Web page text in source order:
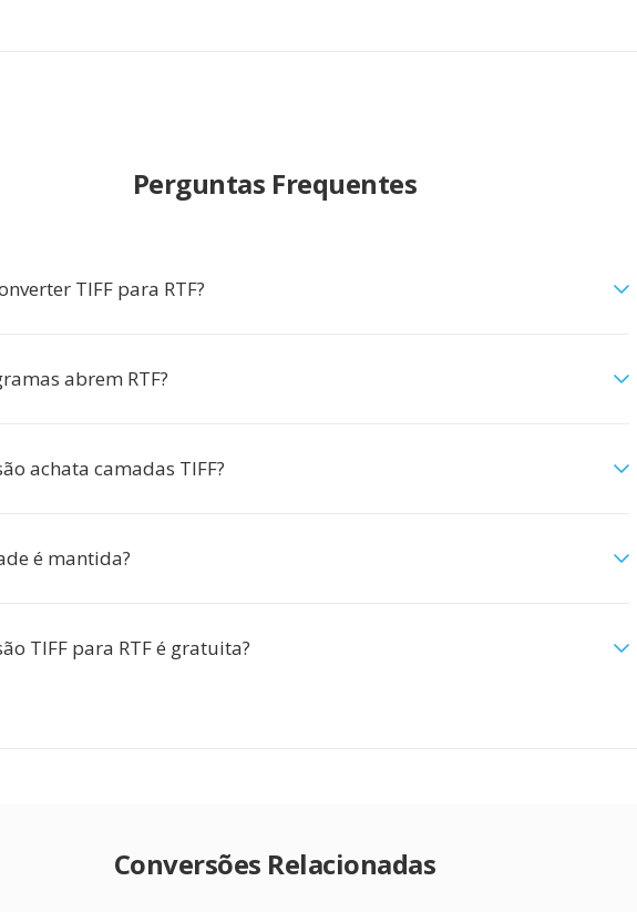
Perguntas Frequentes
TIFF para RTF?
abrem RTF?
achata camadas TIFF?
é mantida?
TIFF para RTF é gratuita?
Conversões Relacionadas